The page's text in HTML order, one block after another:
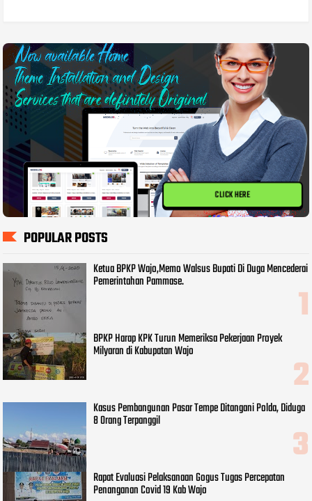
CLICK HERE
POPULAR POSTS
Ketua BPKP Wajo,Memo Walsus Bupati Di Duga Mencederai
Pemerintahan Pammase.
BPKP Harap KPK Turun Memeriksa Pekerjaan Proyek
Milyaran di Kabupatan Wajo
Kasus Pembangunan Pasar Tempe Ditangani Polda, Diduga
8 Orang Terpanggil
Rapat Evaluasi Pelaksanaan Gogus Tugas Percepatan
Penanganan Covid 19 Kab Wajo